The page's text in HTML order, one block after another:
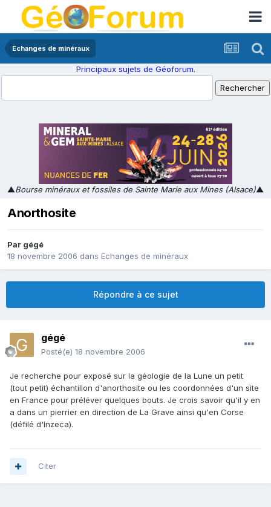
Echanges de minéraux
Principaux sujets de Géoforum.
▲Bourse minéraux et fossiles de Sainte Marie aux Mines (Alsace)▲
Anorthosite
Par gégé
18 novembre 2006 dans Echanges de minéraux
Répondre à ce sujet
gégé
Posté(e) 18 novembre 2006
Je recherche pour exposé sur la géologie de la Lune un petit
(tout petit) échantillon d'anorthosite ou les coordonnées d'un site
en France pour préléver quelques bouts. Je crois savoir qu'il y en
a dans un pierrier en direction de La Grave ainsi qu'en Corse
(défilé d'Inzeca).
Citer